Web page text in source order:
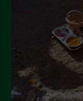
Aprile 2022
Marzo 2022
Febbraio 2022
Gennaio 2022